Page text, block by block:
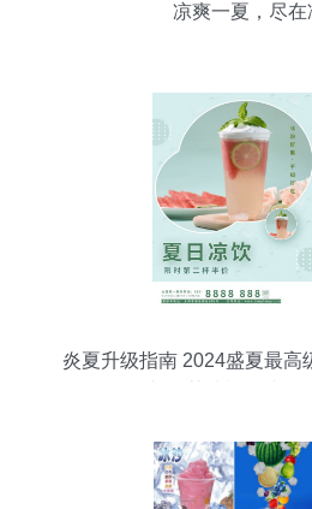
凉爽一夏，尽在
炎夏升级指南 2024盛夏最高